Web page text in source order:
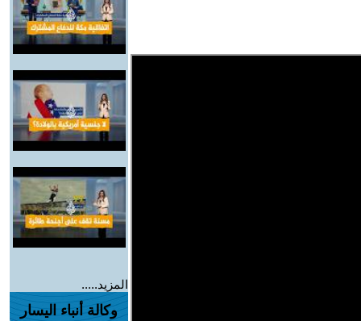
المزيد.....
وكالة أنباء اليسار